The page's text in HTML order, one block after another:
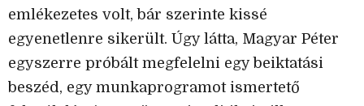
emlékezetes volt, bár szerinte kissé
egyenetlenre sikerült. Úgy látta, Magyar Péter
egyszerre próbált megfelelni egy beiktatási
beszéd, egy munkaprogramot ismertető